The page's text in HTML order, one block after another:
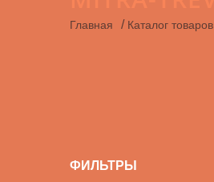
Главная / Каталог товаров
ФИЛЬТРЫ